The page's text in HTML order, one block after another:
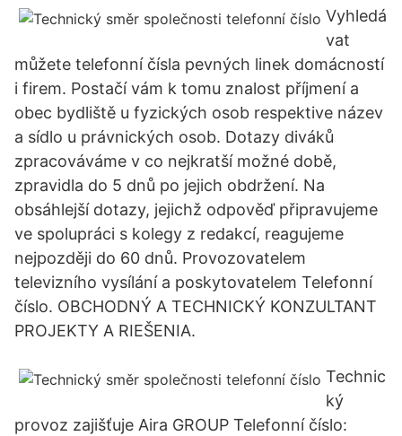
Vyhledá
vat
můžete telefonní čísla pevných linek domácností
i firem. Postačí vám k tomu znalost příjmení a
obec bydliště u fyzických osob respektive název
a sídlo u právnických osob. Dotazy diváků
zpracováváme v co nejkratší možné době,
zpravidla do 5 dnů po jejich obdržení. Na
obsáhlejší dotazy, jejichž odpověď připravujeme
ve spolupráci s kolegy z redakcí, reagujeme
nejpozději do 60 dnů. Provozovatelem
televizního vysílání a poskytovatelem Telefonní
číslo. OBCHODNÝ A TECHNICKÝ KONZULTANT
PROJEKTY A RIEŠENIA.
Technic
ký
provoz zajišťuje Aira GROUP Telefonní číslo: